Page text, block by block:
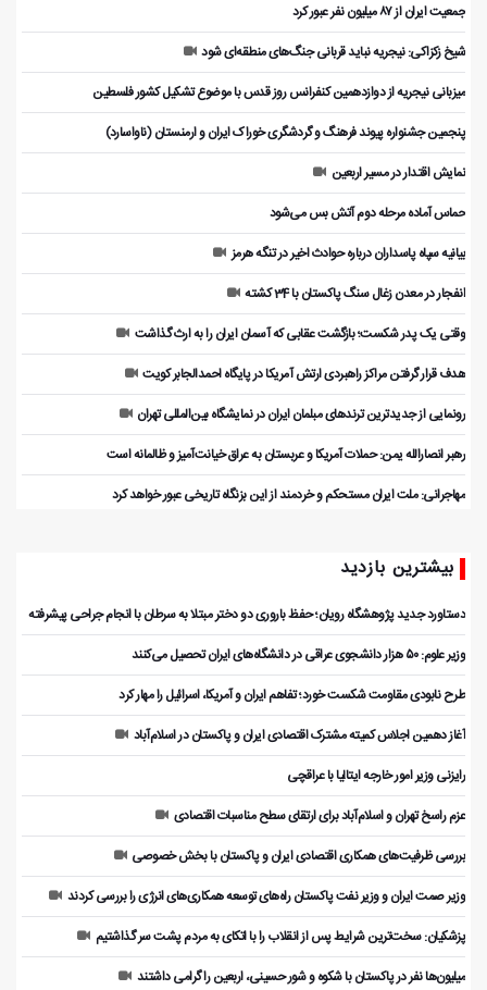
جمعیت ایران از ۸۷ میلیون نفر عبور کرد
شیخ زکزاکی: نیجریه نباید قربانی جنگ‌های منطقه‌ای شود
میزبانی نیجریه از دوازدهمین کنفرانس روز قدس با موضوع تشکیل کشور فلسطین
پنجمین جشنواره پیوند فرهنگ و گردشگر‌ی خوراک ایران و ارمنستان (ناواسارد)
نمایش اقتدار در مسیر اربعین
حماس آماده مرحله دوم آتش بس می‌شود
بیانیه سپاه پاسداران درباره حوادث اخیر در تنگه هرمز
انفجار در معدن زغال سنگ پاکستان با 34 کشته
وقتی یک پدر شکست؛ بازگشت عقابی که آسمان ایران را به ارث گذاشت
هدف قرار گرفتن مراکز راهبردی ارتش آمریکا در پایگاه احمدالجابر کویت
رونمایی از جدیدترین ترندهای مبلمان ایران در نمایشگاه بین‌المللی تهران
رهبر انصارالله یمن: حملات آمریکا و عربستان به عراق خیانت‌آمیز و ظالمانه است
مهاجرانی: ملت ایران مستحکم و خردمند از این بزنگاه تاریخی عبور خواهد کرد
بیشترین بازدید
دستاورد جدید پژوهشگاه رویان؛ حفظ باروری دو دختر مبتلا به سرطان با انجام جراحی پیشرفته
وزیر علوم: ۵۰ هزار دانشجوی عراقی در دانشگاه‌های ایران تحصیل می‌کنند
طرح نابودی مقاومت شکست خورد؛ تفاهم ایران و آمریکا، اسرائیل را مهار کرد
آغاز دهمین اجلاس کمیته مشترک اقتصادی ایران و پاکستان در اسلام‌آباد
رایزنی وزیر امور خارجه ایتالیا با عراقچی
عزم راسخ تهران و اسلام‌آباد برای ارتقای سطح مناسبات اقتصادی
بررسی ظرفیت‌های همکاری اقتصادی ایران و پاکستان با بخش خصوصی
وزیر صمت ایران و وزیر نفت پاکستان راه‌های توسعه همکاری‌های انرژی را بررسی کردند
پزشکیان: سخت‌ترین شرایط پس از انقلاب را با اتکای به مردم پشت سر گذاشتیم
میلیون‌ها نفر در پاکستان با شکوه و شور حسینی، اربعین را گرامی داشتند